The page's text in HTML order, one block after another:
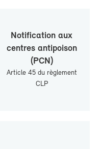
No­ti­fi­ca­tion aux
centres an­ti­poi­son
(PCN)
Ar­ticle 45 du rè­gle­ment
CLP